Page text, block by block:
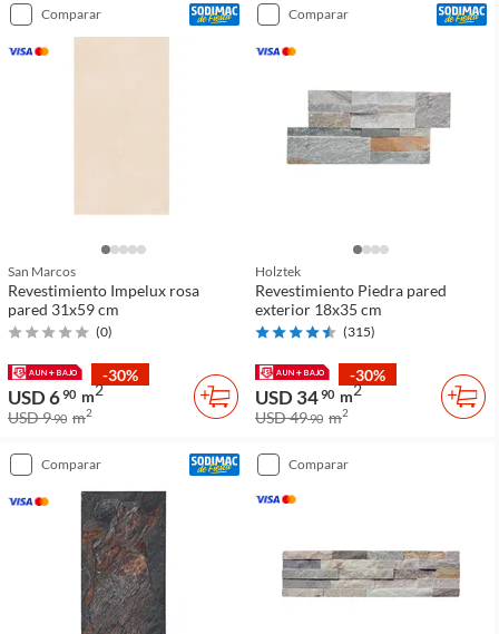
comparar
San Marcos
Revestimiento Impelux rosa
pared 31x59 cm
(0)
-30%
USD 690 m2
USD 990 m2
comparar
Holztek
Revestimiento Piedra pared
exterior 18x35 cm
(315)
-30%
USD 3490 m2
USD 4990 m2
comparar comparar